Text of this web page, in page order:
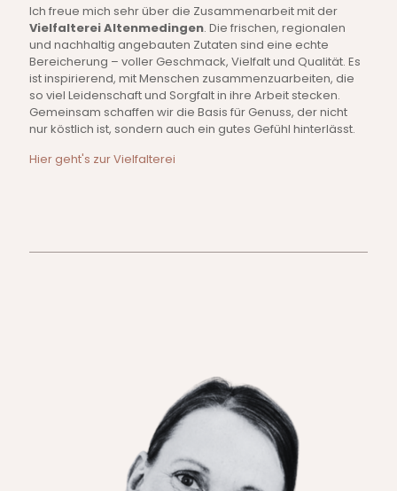
Ich freue mich sehr über die Zusammenarbeit mit der
Vielfalterei Altenmedingen. Die frischen, regionalen
und nachhaltig angebauten Zutaten sind eine echte
Bereicherung – voller Geschmack, Vielfalt und Qualität. Es
ist inspirierend, mit Menschen zusammenzuarbeiten, die
so viel Leidenschaft und Sorgfalt in ihre Arbeit stecken.
Gemeinsam schaffen wir die Basis für Genuss, der nicht
nur köstlich ist, sondern auch ein gutes Gefühl hinterlässt.
Hier geht's zur Vielfalterei